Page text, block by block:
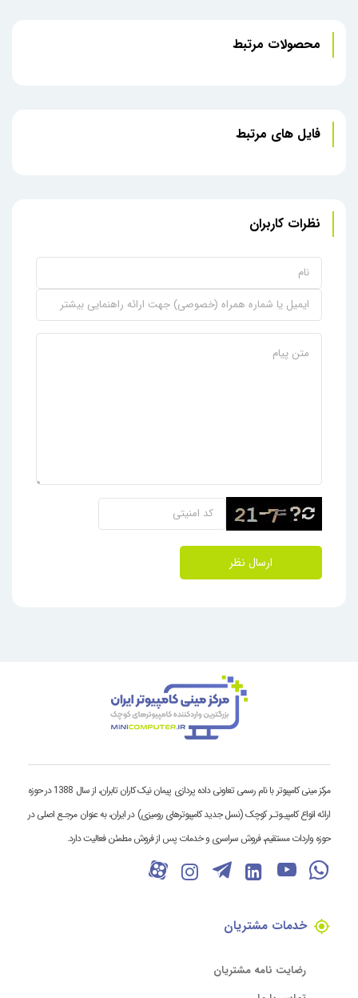
محصولات مرتبط
فایل های مرتبط
نظرات کاربران
ارسال نظر
مرکز مینی کامپیوتر با نام رسمی تعاونی داده پردازی پیمان نیک کاران تابران، از سال 1388 در حوزه
ارائه انواع کامپیـوتـر کوچک (نسل جدید کامپیوترهای رومیزی) در ایران، به عنوان مرجـع اصلی در
حوزه واردات مستقیم، فروش سراسری و خدمات پس از فروش مطمئن فعالیت دارد.
خدمات مشتریان
رضایت نامه مشتریان